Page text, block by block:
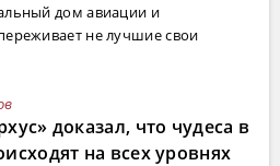
дом авиации и
не лучшие свои
доказал, что чудеса в
на всех уровнях